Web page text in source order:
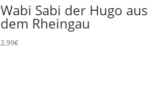
Wabi Sabi der Hugo aus
dem Rheingau
2,99€